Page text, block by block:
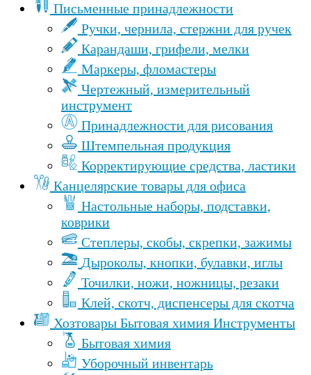
Письменные принадлежности
Ручки, чернила, стержни для ручек
Карандаши, грифели, мелки
Маркеры, фломастеры
Чертежный, измерительный
инструмент
Принадлежности для рисования
Штемпельная продукция
Корректирующие средства, ластики
Канцелярские товары для офиса
Настольные наборы, подставки,
коврики
Степлеры, скобы, скрепки, зажимы
Дыроколы, кнопки, булавки, иглы
Точилки, ножи, ножницы, резаки
Клей, скотч, диспенсеры для скотча
Хозтовары Бытовая химия Инструменты
Бытовая химия
Уборочный инвентарь